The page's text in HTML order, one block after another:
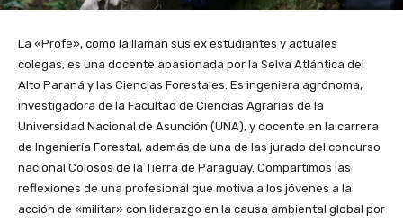
La «Profe», como la llaman sus ex estudiantes y actuales
colegas, es una docente apasionada por la Selva Atlántica del
Alto Paraná y las Ciencias Forestales. Es ingeniera agrónoma,
investigadora de la Facultad de Ciencias Agrarias de la
Universidad Nacional de Asunción (UNA), y docente en la carrera
de Ingeniería Forestal, además de una de las jurado del concurso
nacional Colosos de la Tierra de Paraguay. Compartimos las
reflexiones de una profesional que motiva a los jóvenes a la
acción de «militar» con liderazgo en la causa ambiental global por